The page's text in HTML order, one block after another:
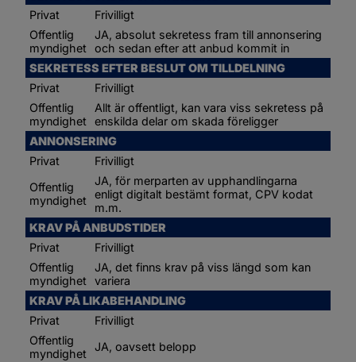
Privat
Frivilligt
Offentlig
myndighet
JA, absolut sekretess fram till annonsering
och sedan efter att anbud kommit in
SEKRETESS EFTER BESLUT OM TILLDELNING
Privat
Frivilligt
Offentlig
myndighet
Allt är offentligt, kan vara viss sekretess på
enskilda delar om skada föreligger
ANNONSERING
Privat
Frivilligt
Offentlig
myndighet
JA, för merparten av upphandlingarna
enligt digitalt bestämt format, CPV kodat
m.m.
KRAV PÅ ANBUDSTIDER
Privat
Frivilligt
Offentlig
myndighet
JA, det finns krav på viss längd som kan
variera
KRAV PÅ LIKABEHANDLING
Privat
Frivilligt
Offentlig
myndighet
JA, oavsett belopp